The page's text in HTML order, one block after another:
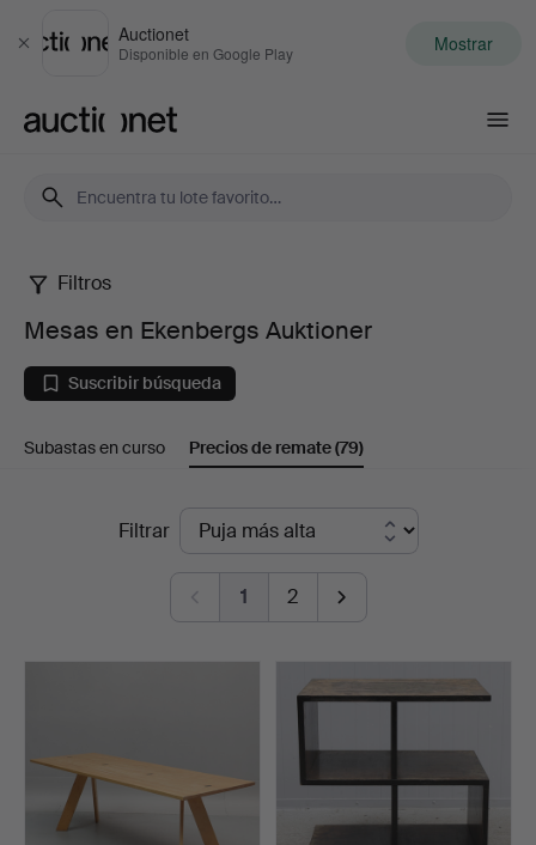
Cerrar
Auctionet
Disponible en Google Play Mostrar
Mesas
en
Ekenbergs
Auktioner
Filtros
Mesas en Ekenbergs Auktioner
Suscribir búsqueda
Subastas en curso Precios de remate(79)
Filtrar
1 2